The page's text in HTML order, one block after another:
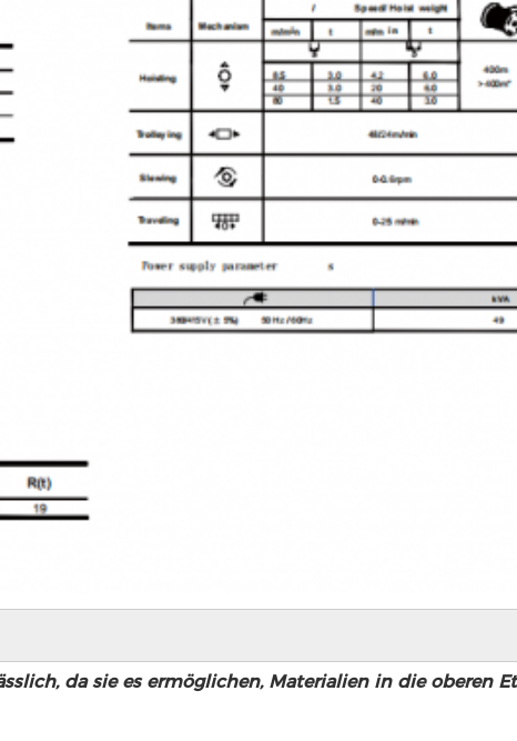
da sie es ermöglichen, Materialien in die oberen